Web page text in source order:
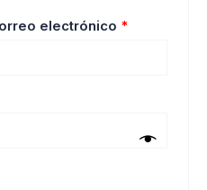
electrónico *